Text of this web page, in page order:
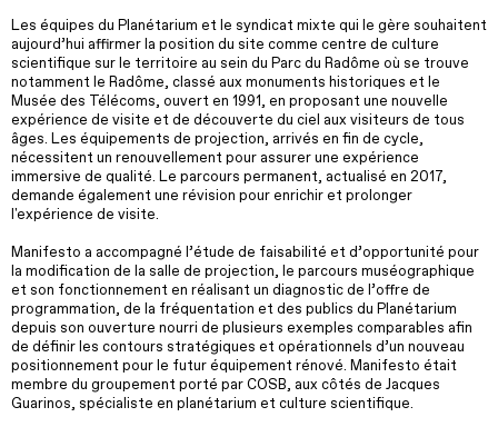
Les équipes du Planétarium et le syndicat mixte qui le gère souhaitent
aujourd’hui affirmer la position du site comme centre de culture
scientifique sur le territoire au sein du Parc du Radôme où se trouve
notamment le Radôme, classé aux monuments historiques et le
Musée des Télécoms, ouvert en 1991, en proposant une nouvelle
expérience de visite et de découverte du ciel aux visiteurs de tous
âges. Les équipements de projection, arrivés en fin de cycle,
nécessitent un renouvellement pour assurer une expérience
immersive de qualité. Le parcours permanent, actualisé en 2017,
demande également une révision pour enrichir et prolonger
l'expérience de visite.
Manifesto a accompagné l’étude de faisabilité et d’opportunité pour
la modification de la salle de projection, le parcours muséographique
et son fonctionnement en réalisant un diagnostic de l’offre de
programmation, de la fréquentation et des publics du Planétarium
depuis son ouverture nourri de plusieurs exemples comparables afin
de définir les contours stratégiques et opérationnels d’un nouveau
positionnement pour le futur équipement rénové. Manifesto était
membre du groupement porté par COSB, aux côtés de Jacques
Guarinos, spécialiste en planétarium et culture scientifique.